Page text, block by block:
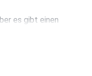
es gibt einen